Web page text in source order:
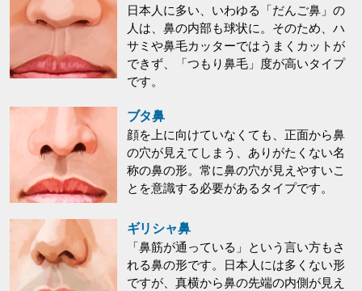
日本人に多い、いわゆる「だんご鼻」の
人は、鼻の内部も球状に。そのため、ハ
サミや鼻毛カッターではうまくカットが
できず、「つもり鼻毛」度が高いタイプ
です。
ブタ鼻
顔を上に向けていなくても、正面から鼻
の穴が見えてしまう、ありがたくない名
称の鼻の形。常に鼻の穴が見えやすいこ
とを意識する必要があるタイプです。
ギリシャ鼻
「鼻筋が通っている」という言い方もさ
れる鼻の形です。日本人には多くない形
ですが、真横から鼻の先端の内側が見え